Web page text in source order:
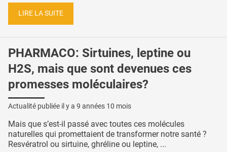
LIRE LA SUITE
PHARMACO: Sirtuines, leptine ou
H2S, mais que sont devenues ces
promesses moléculaires?
Actualité publiée il y a 9 années 10 mois
Mais que s’est-il passé avec toutes ces molécules
naturelles qui promettaient de transformer notre santé ?
Resvératrol ou sirtuine, ghréline ou leptine, ...